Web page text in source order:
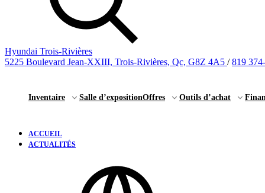
Hyundai Trois-Rivières
5225 Boulevard Jean-XXIII, Trois-Rivières, Qc, G8Z 4A5 / 819
Inventaire Salle d’expositionOffres Outils d’achat
ACCUEIL
ACTUALITÉS